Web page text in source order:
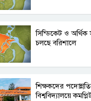
সিন্ডিকেট ও অর্থিক
চলছে বরিশালে
শিক্ষকদের
বিশ্ববিদ্যালয়ে